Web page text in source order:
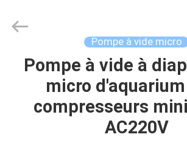
MAISON
PRODUITS
co.,limited.
Pompe à vide micro
Pompe à vide à
micro d'aquarium
compresseurs
AC220V